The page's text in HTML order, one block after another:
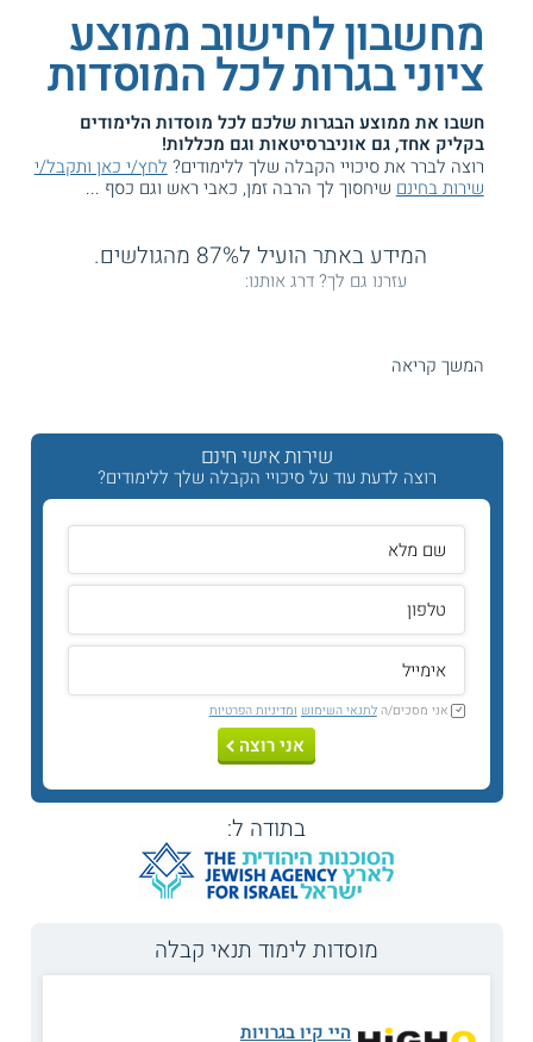
מחשבון לחישוב ממוצע
ציוני בגרות לכל המוסדות
חשבו את ממוצע הבגרות שלכם לכל מוסדות הלימודים
בקליק אחד, גם אוניברסיטאות וגם מכללות!
רוצה לברר את סיכויי הקבלה שלך ללימודים? לחץ/י כאן ותקבל/י
שירות בחינם שיחסוך לך הרבה זמן, כאבי ראש וגם כסף ...
המידע באתר הועיל ל87% מהגולשים.
עזרנו גם לך? דרג אותנו:
מקצוע
יחידות ציון
לאחר בונוס
אזרחות
אנגלית
הבעה עברית
(או ערבית
מתמטיקה
המשך קריאה
שירות אישי חינם
רוצה לדעת עוד על סיכויי הקבלה שלך ללימודים?
אני מסכים/הלתנאי השימוש ומדיניות הפרטיות
אני רוצה
בתודה ל:
מוסדות לימוד תנאי קבלה
היי קיו בגרויות